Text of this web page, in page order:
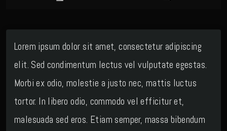
Lorem ipsum dolor sit amet, consectetur adipiscing
elit. Sed condimentum lectus vel vulputate egestas.
Morbi ex odio, molestie a justo nec, mattis luctus
tortor. In libero odio, commodo vel efficitur et,
malesuada sed eros. Etiam semper, massa bibendum